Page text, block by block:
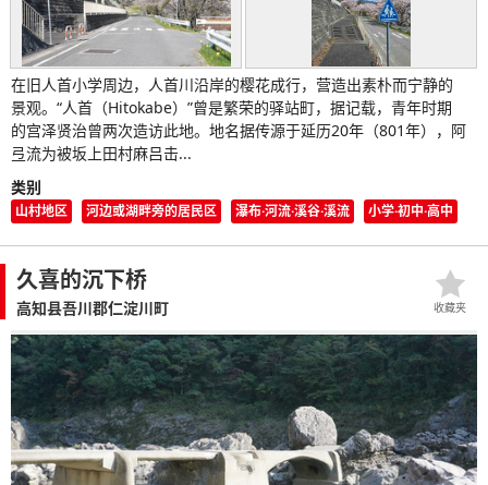
在旧人首小学周边，人首川沿岸的樱花成行，营造出素朴而宁静的
景观。“人首（Hitokabe）”曾是繁荣的驿站町，据记载，青年时期
的宫泽贤治曾两次造访此地。地名据传源于延历20年（801年），阿
弖流为被坂上田村麻吕击...
类别
山村地区 河边或湖畔旁的居民区 瀑布·河流·溪谷·溪流 小学·初中·高中
久喜的沉下桥
高知县吾川郡仁淀川町 收藏夹